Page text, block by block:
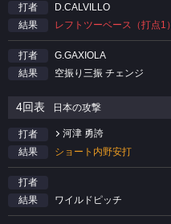
打者
D.CALVILLO
結果
レフトツーベース（打点1）
打者
G.GAXIOLA
結果
空振り三振 チェンジ
4回表 日本の攻撃
打者
河津 勇誇
結果
ショート内野安打
打者
結果
ワイルドピッチ